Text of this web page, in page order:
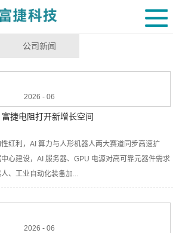
公司新闻
2026 - 06
捷电阻打开新增长空间
红利，AI 算力与人形机器人两大赛道同步高速扩
心建设，AI 服务器、GPU 电源对高可靠元器件需求
、工业自动化装备加...
2026 - 06